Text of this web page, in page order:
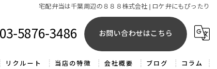
宅配弁当は千葉周辺の８８８株式会社 | ロケ弁にもぴったり
5876-3486 お問い合わせはこちら
リクルート 当店の特徴 会社概要 ブログ コラム